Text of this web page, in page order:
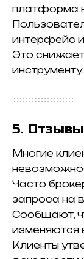
платформа
интерфейс
Это
инструменту.
5.
Многие
Часто
запроса на
Сообщают,
изменяются
Клиенты